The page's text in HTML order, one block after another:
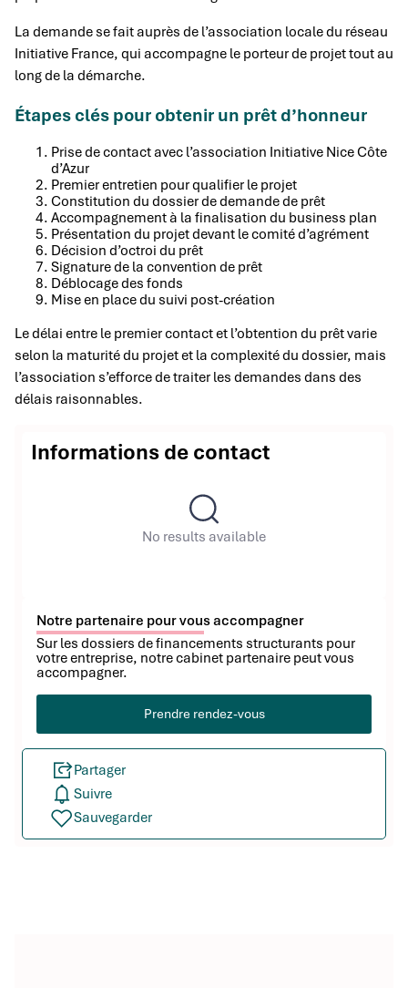
La demande se fait auprès de l’association locale du réseau
Initiative France, qui accompagne le porteur de projet tout au
long de la démarche.
Étapes clés pour obtenir un prêt d’honneur
Prise de contact avec l’association Initiative Nice Côte
d’Azur
Premier entretien pour qualifier le projet
Constitution du dossier de demande de prêt
Accompagnement à la finalisation du business plan
Présentation du projet devant le comité d’agrément
Décision d’octroi du prêt
Signature de la convention de prêt
Déblocage des fonds
Mise en place du suivi post-création
Le délai entre le premier contact et l’obtention du prêt varie
selon la maturité du projet et la complexité du dossier, mais
l’association s’efforce de traiter les demandes dans des
délais raisonnables.
Informations de contact
No results available
Notre partenaire pour vous accompagner
Sur les dossiers de financements structurants pour
votre entreprise, notre cabinet partenaire peut vous
accompagner.
Prendre rendez-vous
Partager
Suivre
Sauvegarder